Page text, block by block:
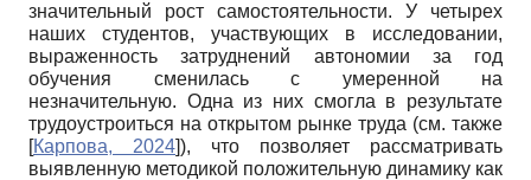
значительный рост самостоятельности. У четырех
наших студентов, участвующих в исследовании,
выраженность затруднений автономии за год
обучения сменилась с умеренной на
незначительную. Одна из них смогла в результате
трудоустроиться на открытом рынке труда (см. также
[Карпова, 2024]), что позволяет рассматривать
выявленную методикой положительную динамику как